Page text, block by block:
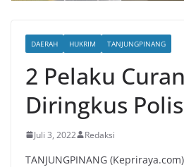
DAERAH HUKRIM TANJUNGPINANG
2 Pelaku
Diringkus
Juli 3, 2022 Redaksi
TANJUNGPINANG